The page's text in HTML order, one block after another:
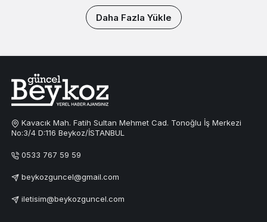
Daha Fazla Yükle
Kavacık Mah. Fatih Sultan Mehmet Cad. Tonoğlu İş Merkezi
No:3/4 D:116 Beykoz/İSTANBUL
0533 767 59 59
beykozguncel@gmail.com
iletisim@beykozguncel.com